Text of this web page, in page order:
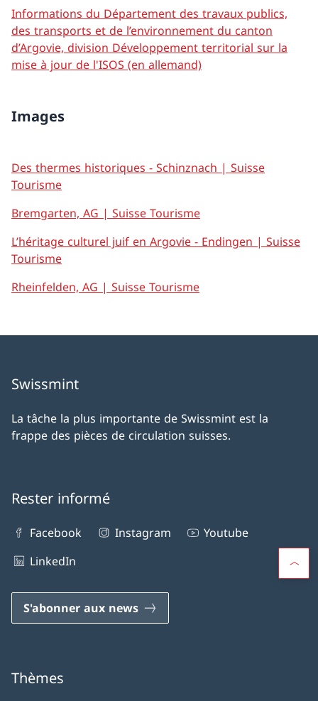
Informations du Département des travaux publics,
des transports et de l’environnement du canton
d’Argovie, division Développement territorial sur la
mise à jour de l'ISOS (en allemand)
Images
Des thermes historiques - Schinznach | Suisse
Tourisme
Bremgarten, AG | Suisse Tourisme
L’héritage culturel juif en Argovie - Endingen | Suisse
Tourisme
Rheinfelden, AG | Suisse Tourisme
Swissmint
La tâche la plus importante de Swissmint est la
frappe des pièces de circulation suisses.
Rester informé
Facebook Instagram
Youtube
LinkedIn
S'abonner aux news
Thèmes